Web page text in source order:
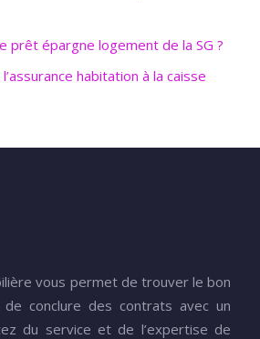
prêt épargne logement de la SG ?
habitation à la caisse
vous permet de trouver le bon
conclure des contrats avec un
du service et de l’expertise de